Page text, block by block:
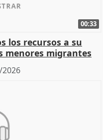
00:33
los recursos a su
menores migrantes